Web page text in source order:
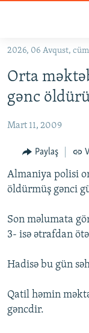
Əsas
qayıt
Əsas
naviqasiyaya
qayıt
KORRUPSIOMETR
#ƏSLINDƏ
FƏRQƏ BAX
QANUNI DOĞRU
ARAŞDIRMA
MULTIMEDIA
VIDEO
FOTOQALEREYA
KARIKATURA
RADIO ARXIV
OXU ZALI
İSLAM VƏ
HAQQIMIZDA
PEŞƏ ETIKASI VƏ
BIZI IZLƏ
2026, 06 Avqust,
Orta
gənc
Mart 11, 2009
Paylaş
Almaniya polisi
öldürmüş gənci
Son məlumata
3- isə ətrafdan
Hadisə bu gün
Qatil həmin
gəncdir.